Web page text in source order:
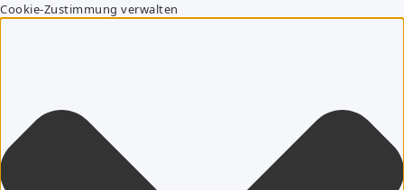
Cookie-Zustimmung verwalten